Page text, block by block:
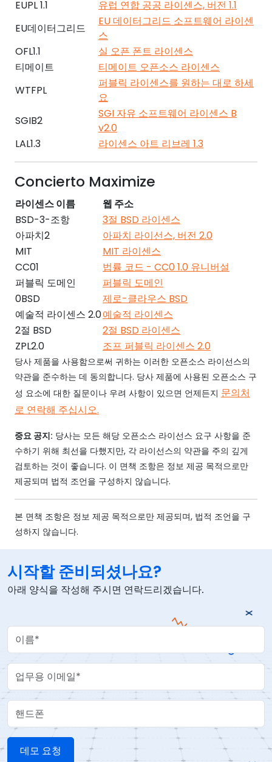
EUPL 1.1
유럽 연합 공공 라이센스, 버전 1.1
EU데이터그리드
EU 데이터그리드 소프트웨어 라이센
스
OFL1.1
실 오픈 폰트 라이센스
티메이트
티메이트 오픈소스 라이센스
WTFPL
퍼블릭 라이센스를 원하는 대로 하세
요
SGIB2
SGI 자유 소프트웨어 라이센스 B
v2.0
LAL1.3
라이센스 아트 리브레 1.3
Concierto Maximize
라이센스 이름
웹 주소
BSD-3-조항
3절 BSD 라이센스
아파치2
아파치 라이선스, 버전 2.0
MIT
MIT 라이센스
CC01
법률 코드 - CC0 1.0 유니버설
퍼블릭 도메인
퍼블릭 도메인
0BSD
제로-클라우스 BSD
예술적 라이센스 2.0예술적 라이센스
2절 BSD
2절 BSD 라이센스
ZPL2.0
조프 퍼블릭 라이센스 2.0
당사 제품을 사용함으로써 귀하는 이러한 오픈소스 라이선스의
약관을 준수하는 데 동의합니다. 당사 제품에 사용된 오픈소스 구
성 요소에 대한 질문이나 우려 사항이 있으면 언제든지 문의처
로 연락해 주십시오.
중요 공지: 당사는 모든 해당 오픈소스 라이선스 요구 사항을 준
수하기 위해 최선을 다했지만, 각 라이선스의 약관을 주의 깊게
검토하는 것이 좋습니다. 이 면책 조항은 정보 제공 목적으로만
제공되며 법적 조언을 구성하지 않습니다.
본 면책 조항은 정보 제공 목적으로만 제공되며, 법적 조언을 구
성하지 않습니다.
시작할 준비되셨나요?
아래 양식을 작성해 주시면 연락드리겠습니다.
Your Name
Work Email
핸드폰